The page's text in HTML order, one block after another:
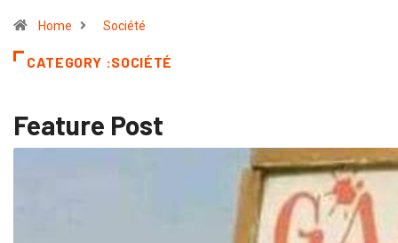
Home Société
CATEGORY :SOCIÉTÉ
Feature Post